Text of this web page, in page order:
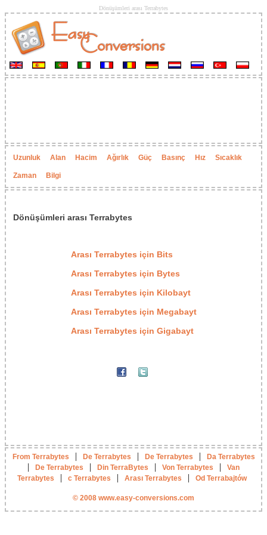
Dönüşümleri arası Terrabytes
Uzunluk Alan Hacim Ağırlık Güç Basınç Hız Sıcaklık
Zaman Bilgi
Dönüşümleri arası Terrabytes
Arası Terrabytes için Bits
Arası Terrabytes için Bytes
Arası Terrabytes için Kilobayt
Arası Terrabytes için Megabayt
Arası Terrabytes için Gigabayt
From Terrabytes | De Terrabytes | De Terrabytes | Da Terrabytes
| De Terrabytes | Din TerraBytes | Von Terrabytes |
Van
Terrabytes
| с Terrabytes | Arası Terrabytes | Od Terrabajtów
© 2008 www.easy-conversions.com